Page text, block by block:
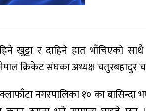
खुट्टा र दाहिने हात भाँचिएको
क्रिकेट संघका अध्यक्ष चतुरबहादुर
नगरपालिका १० का बासिन्दा